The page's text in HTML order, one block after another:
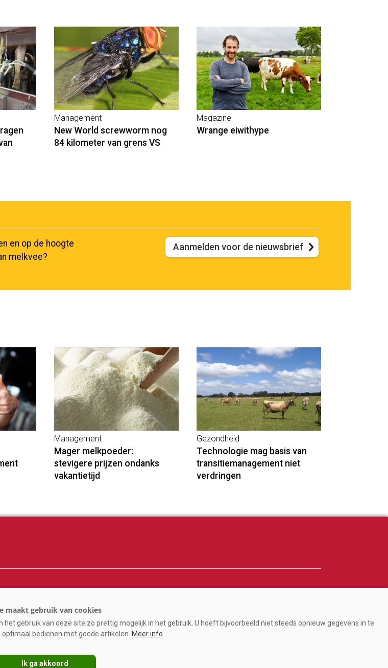
Management
New World screwworm nog
84 kilometer van grens VS
Magazine
Wrange eiwithype
en op de hoogte
melkvee?
Aanmelden voor de nieuwsbrief
Management
Mager melkpoeder:
stevigere prijzen ondanks
vakantietijd
Gezondheid
Technologie mag basis van
transitiemanagement niet
verdringen
Kennispartners
gebruik van deze site zo prettig mogelijk in het gebruik. U hoeft bijvoorbeeld niet steeds opnieuw gegevens in te
bedienen met goede artikelen. Meer info
Ik ga akkoord